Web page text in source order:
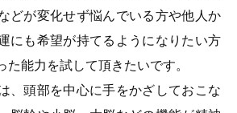
どが変化せず悩んでいる方や他人か
にも希望が持てるようになりたい方
能力を試して頂きたいです。
、頭部を中心に手をかざしておこな